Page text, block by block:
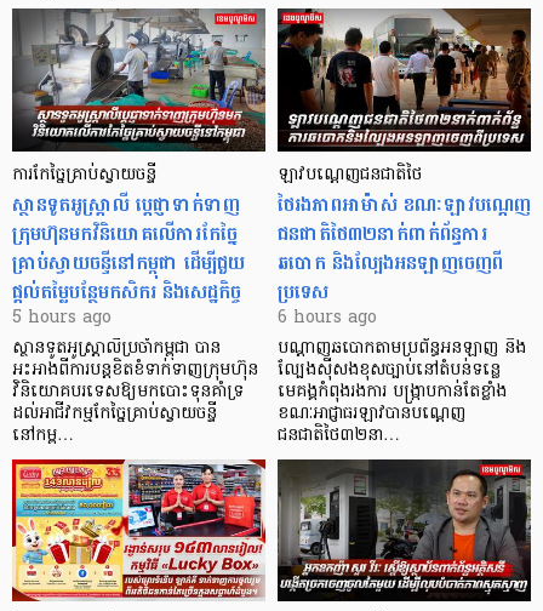
ការកែច្នៃគ្រាប់ស្វាយចន្ទី
ស្ថានទូតអូស្ត្រាលី ប្តេជ្ញាទាក់ទាញ
ក្រុមហ៊ុនមក​វិនិយោគលើការកែច្នៃ
គ្រាប់ស្វាយចន្ទីនៅកម្ពុជា ដើម្បីជួយ
ផ្តល់តម្លៃបន្ថែមកសិករ និងសេដ្ឋកិច្ច
5 hours ago
ស្ថានទូតអូស្ត្រាលីប្រចាំកម្ពុជា បាន
អះអាងពីការបន្តខិតខំទាក់ទាញក្រុមហ៊ុន
វិនិយោគបរទេសឱ្យមកបោះទុនគាំទ្រ
ដល់អាជីវកម្មកែច្នៃគ្រាប់ស្វាយចន្ទី
នៅកម្ព…
ឡាវបណ្តេញជនជាតិថៃ
ថៃរងភាពអាម៉ាស់ ខណៈឡាវបណ្តេញ
ជនជាតិថៃ៣២នាក់ពាក់ព័ន្ធការ
ឆបោក និងល្បែងអនឡាញចេញពី
ប្រទេស
6 hours ago
បណ្តាញឆបោកតាមប្រព័ន្ធអនឡាញ និង
ល្បែងស៊ីសងខុសច្បាប់នៅតំបន់ទន្លេ
មេគង្គកំពុងរងការ បង្ក្រាប​កាន់តែខ្លាំង
ខណៈអាជ្ញាធរឡាវបានបណ្តេញ
ជនជាតិថៃ៣២នា…